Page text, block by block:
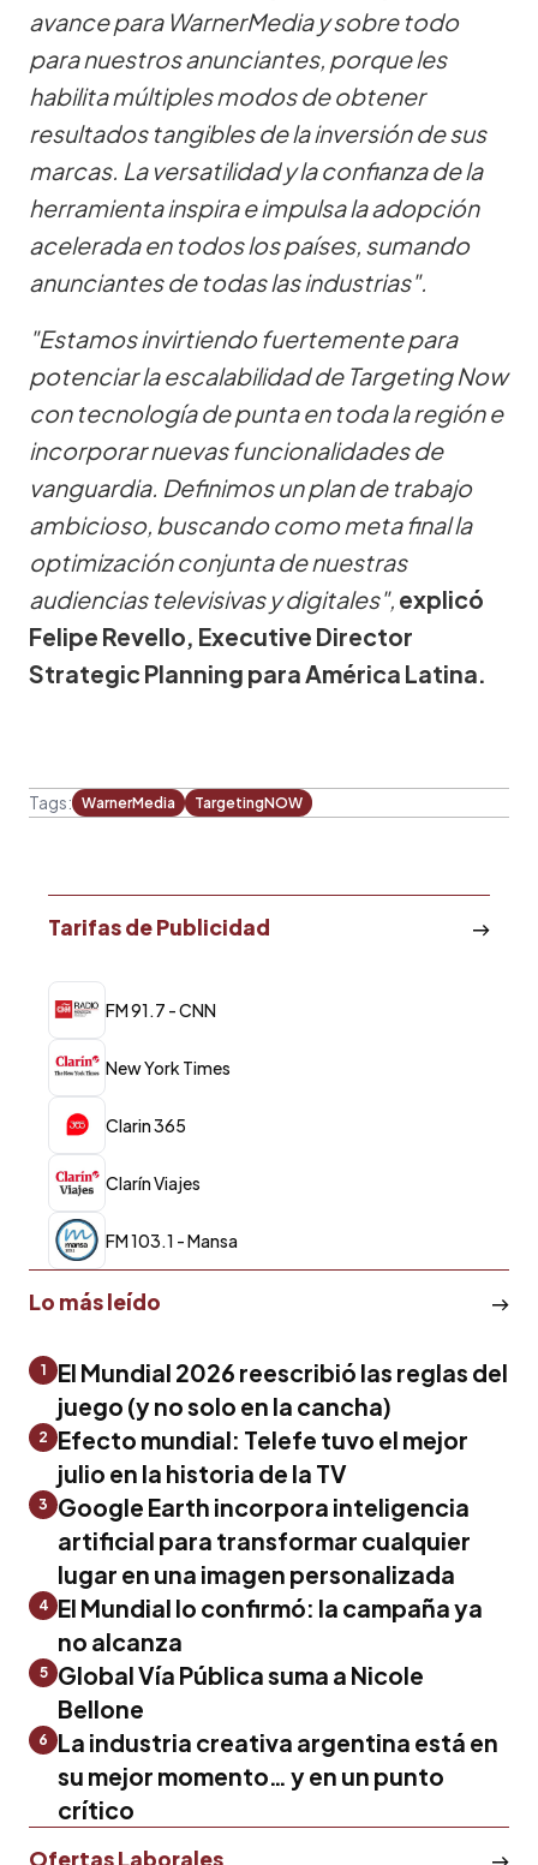
avance para WarnerMedia y sobre todo
para nuestros anunciantes, porque les
habilita múltiples modos de obtener
resultados tangibles de la inversión de sus
marcas. La versatilidad y la confianza de la
herramienta inspira e impulsa la adopción
acelerada en todos los países, sumando
anunciantes de todas las industrias".
"Estamos invirtiendo fuertemente para
potenciar la escalabilidad de Targeting Now
con tecnología de punta en toda la región e
incorporar nuevas funcionalidades de
vanguardia. Definimos un plan de trabajo
ambicioso, buscando como meta final la
optimización conjunta de nuestras
audiencias televisivas y digitales", explicó
Felipe Revello, Executive Director
Strategic Planning para América Latina.
Tags: WarnerMedia TargetingNOW
Tarifas de Publicidad
FM 91.7 - CNN
New York Times
Clarin 365
Clarín Viajes
FM 103.1 - Mansa
Lo más leído
1
El Mundial 2026 reescribió las reglas del
juego (y no solo en la cancha)
2
Efecto mundial: Telefe tuvo el mejor
julio en la historia de la TV
3
Google Earth incorpora inteligencia
artificial para transformar cualquier
lugar en una imagen personalizada
4 El Mundial lo confirmó: la campaña ya
no alcanza
5
Global Vía Pública suma a Nicole
Bellone
6
La industria creativa argentina está en
su mejor momento… y en un punto
crítico
Ofertas Laborales